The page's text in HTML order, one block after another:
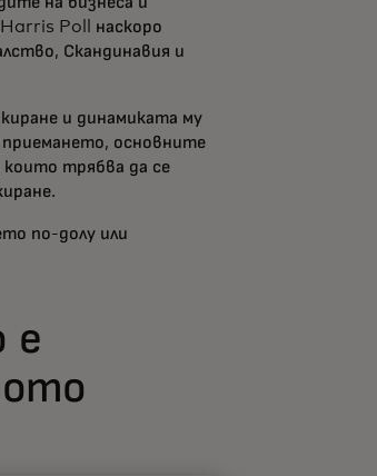
Poll наскоро
Скандинавия и
и динамиката му
основните
които трябва да се
по-долу или
е